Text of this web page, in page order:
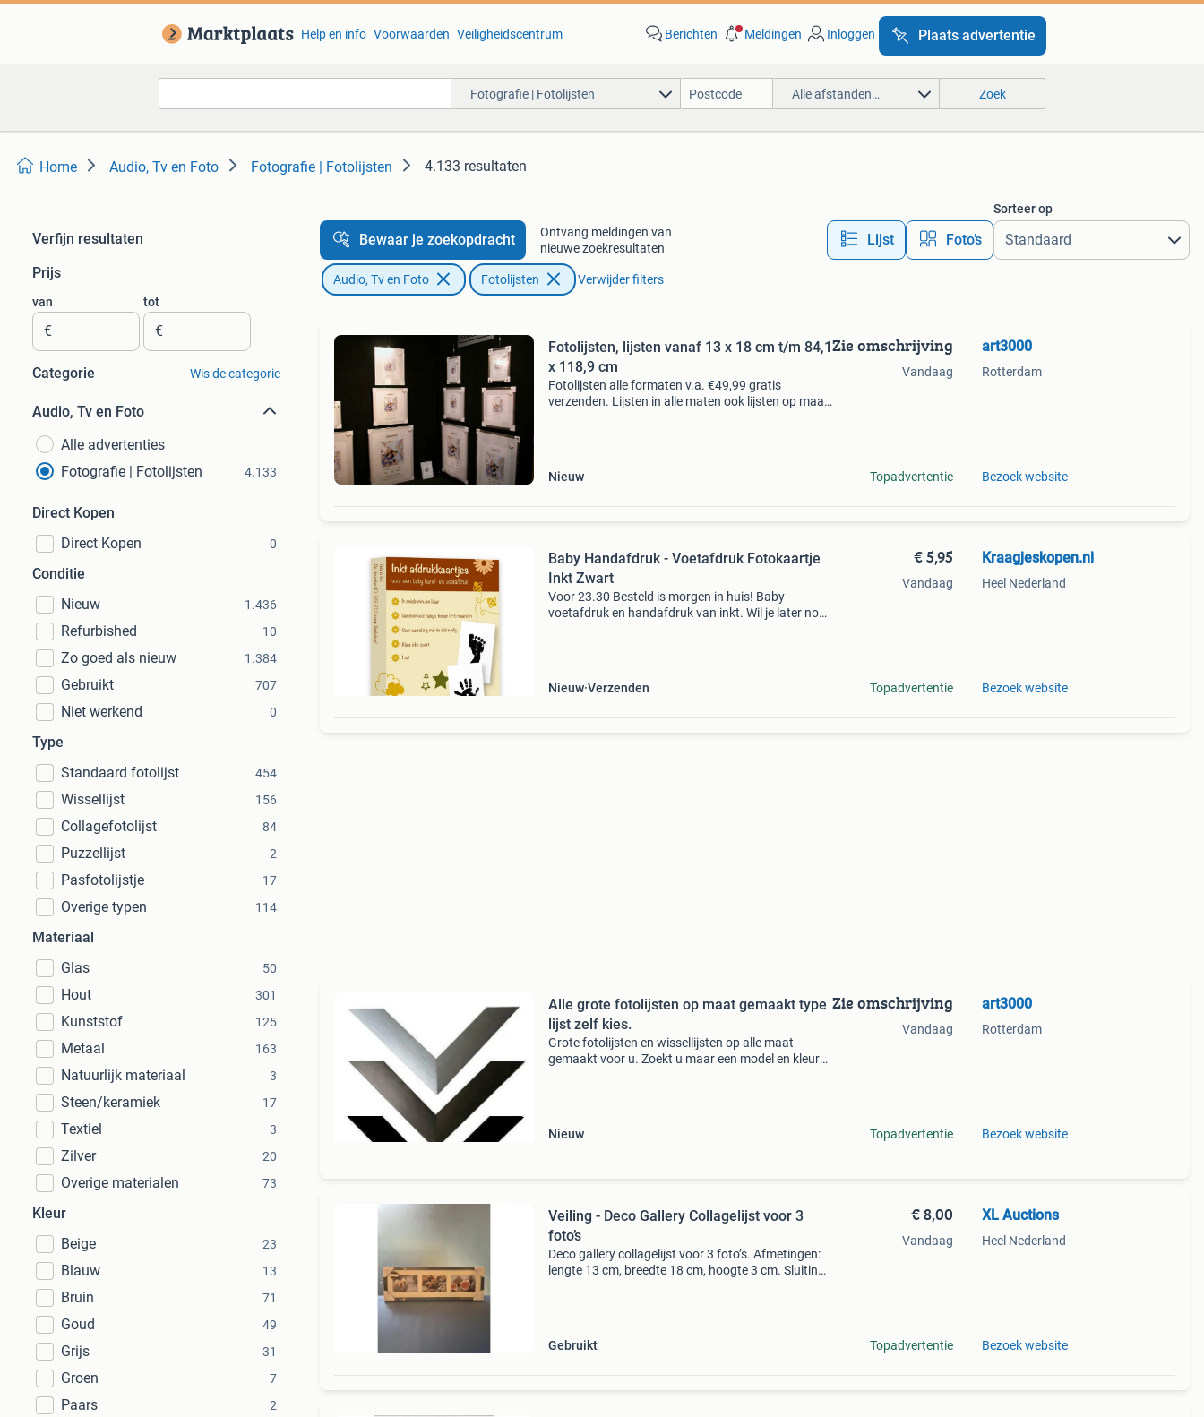
Help en info Voorwaarden Veiligheidscentrum Berichten Meldingen Inloggen Plaats advertentie
Fotografie | Fotolijsten Alle afstanden… Zoek
Home Audio, Tv en Foto Fotografie | Fotolijsten 4.133 resultaten
Verfijn resultaten
Prijs
van
€
tot
€
Categorie Wis de categorie
Audio, Tv en Foto
Alle advertenties
Fotografie | Fotolijsten
4.133
Direct Kopen
Direct Kopen
0
Conditie
Nieuw
1.436
Refurbished 10
Zo goed als nieuw 1.384
Gebruikt 707
Niet werkend 0
Type
Standaard fotolijst
454
Wissellijst 156
Collagefotolijst 84
Puzzellijst 2
Pasfotolijstje 17
Overige typen 114
Materiaal
Glas
50
Hout 301
Kunststof 125
Metaal 163
Natuurlijk materiaal 3
Steen/keramiek 17
Textiel 3
Zilver 20
Overige materialen 73
Kleur
Beige
23
Blauw 13
Bruin 71
Goud 49
Grijs 31
Groen 7
Paars 2
Bewaar je zoekopdracht
Ontvang meldingen van
nieuwe zoekresultaten
Lijst Foto’s
Sorteer op
Audio, Tv en Foto Fotolijsten Verwijder filters
Fotolijsten, lijsten vanaf 13 x 18 cm t/m 84,1
x 118,9 cm
Fotolijsten alle formaten v.a. €49,99 gratis
verzenden. Lijsten in alle maten ook lijsten op maat
Nieuw
Zie omschrijving
Vandaag
Topadvertentie
art3000
Rotterdam
Bezoek website
Baby Handafdruk - Voetafdruk Fotokaartje
Inkt Zwart
Voor 23.30 Besteld is morgen in huis! Baby
voetafdruk en handafdruk van inkt. Wil je later nog
Nieuw Verzenden
€ 5,95
Vandaag
Topadvertentie
Kraagjeskopen.nl
Heel Nederland
Bezoek website
Alle grote fotolijsten op maat gemaakt type
lijst zelf kies.
Grote fotolijsten en wissellijsten op alle maat
gemaakt voor u. Zoekt u maar een model en kleur
Nieuw
Zie omschrijving
Vandaag
Topadvertentie
art3000
Rotterdam
Bezoek website
Veiling - Deco Gallery Collagelijst voor 3
foto’s
Deco gallery collagelijst voor 3 foto’s. Afmetingen:
lengte 13 cm, breedte 18 cm, hoogte 3 cm. Sluiting
Gebruikt
€ 8,00
Vandaag
Topadvertentie
XL Auctions
Heel Nederland
Bezoek website